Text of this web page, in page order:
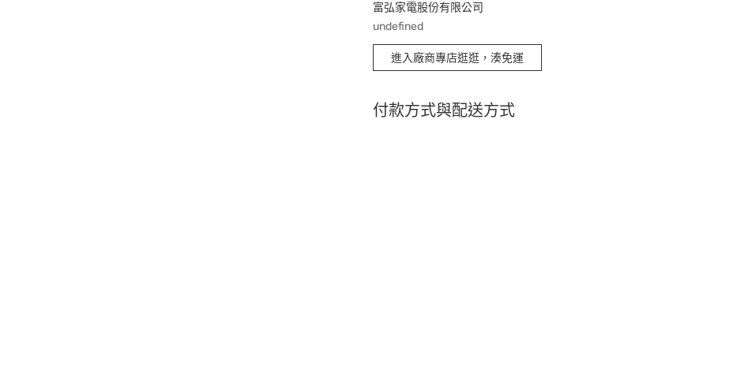
富弘家電股份有限公司
undefined
進入廠商專店逛逛，湊免運
付款方式與配送方式